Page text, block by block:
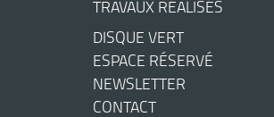
TRAVAUX RÉALISÉS
DISQUE VERT
ESPACE RÉSERVÉ
NEWSLETTER
CONTACT